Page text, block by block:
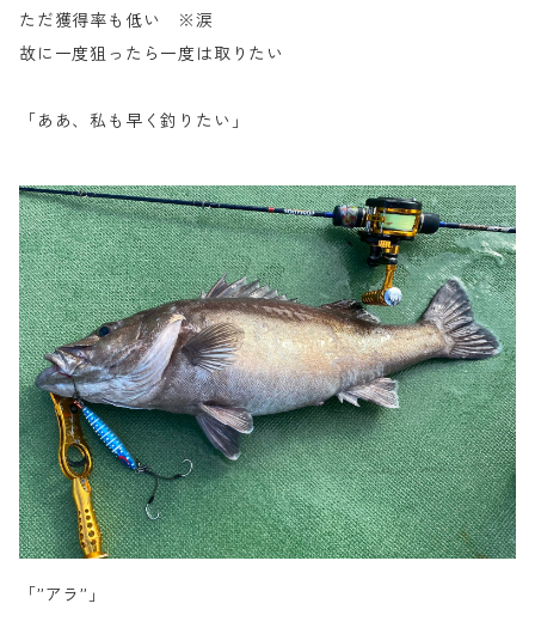
ただ獲得率も低い ※涙
故に一度狙ったら一度は取りたい
「ああ、私も早く釣りたい」
「”アラ”」